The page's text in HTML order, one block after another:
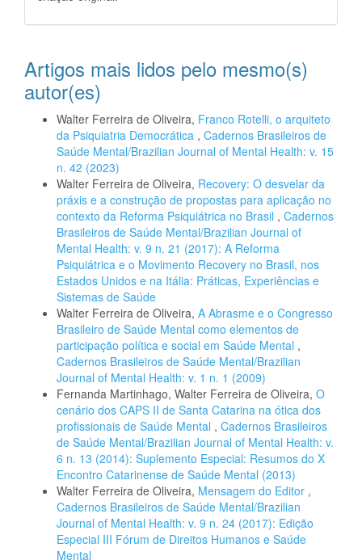
Artigos mais lidos pelo mesmo(s)
autor(es)
Walter Ferreira de Oliveira, Franco Rotelli, o arquiteto
da Psiquiatria Democrática , Cadernos Brasileiros de
Saúde Mental/Brazilian Journal of Mental Health: v. 15
n. 42 (2023)
Walter Ferreira de Oliveira, Recovery: O desvelar da
práxis e a construção de propostas para aplicação no
contexto da Reforma Psiquiátrica no Brasil , Cadernos
Brasileiros de Saúde Mental/Brazilian Journal of
Mental Health: v. 9 n. 21 (2017): A Reforma
Psiquiátrica e o Movimento Recovery no Brasil, nos
Estados Unidos e na Itália: Práticas, Experiências e
Sistemas de Saúde
Walter Ferreira de Oliveira, A Abrasme e o Congresso
Brasileiro de Saúde Mental como elementos de
participação política e social em Saúde Mental ,
Cadernos Brasileiros de Saúde Mental/Brazilian
Journal of Mental Health: v. 1 n. 1 (2009)
Fernanda Martinhago, Walter Ferreira de Oliveira, O
cenário dos CAPS II de Santa Catarina na ótica dos
profissionais de Saúde Mental , Cadernos Brasileiros
de Saúde Mental/Brazilian Journal of Mental Health: v.
6 n. 13 (2014): Suplemento Especial: Resumos do X
Encontro Catarinense de Saúde Mental (2013)
Walter Ferreira de Oliveira, Mensagem do Editor ,
Cadernos Brasileiros de Saúde Mental/Brazilian
Journal of Mental Health: v. 9 n. 24 (2017): Edição
Especial III Fórum de Direitos Humanos e Saúde
Mental